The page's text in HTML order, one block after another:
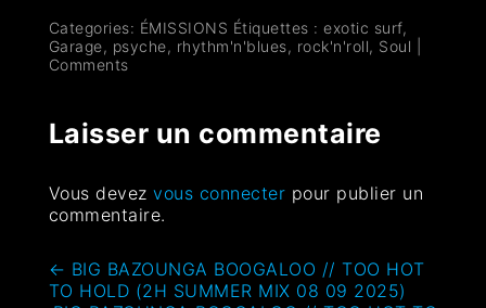
Categories: ÉMISSIONS Étiquettes :exotic surf,
Garage, psyche, rhythm'n'blues, rock'n'roll, Soul
Comments
Laisser un commentaire
Vous devezvous connecter pour publier un
commentaire.
← BIG BAZOUNGA BOOGALOO // TOO HOT
TO HOLD (2H SUMMER MIX 08 09 2025)